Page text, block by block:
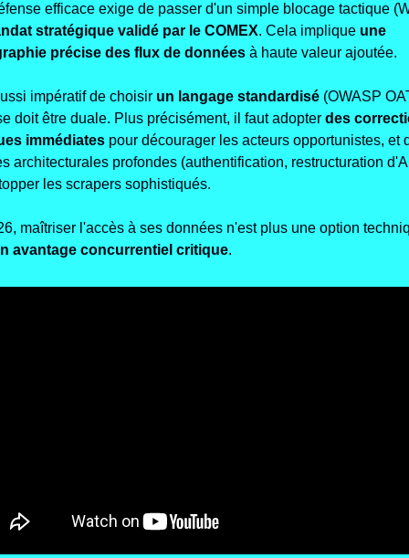
stratégique validé par le COMEX. Cela implique une
précise des flux de données à haute valeur ajoutée.
impératif de choisir un langage standardisé (OWASP
doit être duale. Plus précisément, il faut adopter des
immédiates pour décourager les acteurs opportunistes, et
architecturales profondes (authentification, restructuration
les scrapers sophistiqués.
maîtriser l'accès à ses données n'est plus une option
avantage concurrentiel critique.